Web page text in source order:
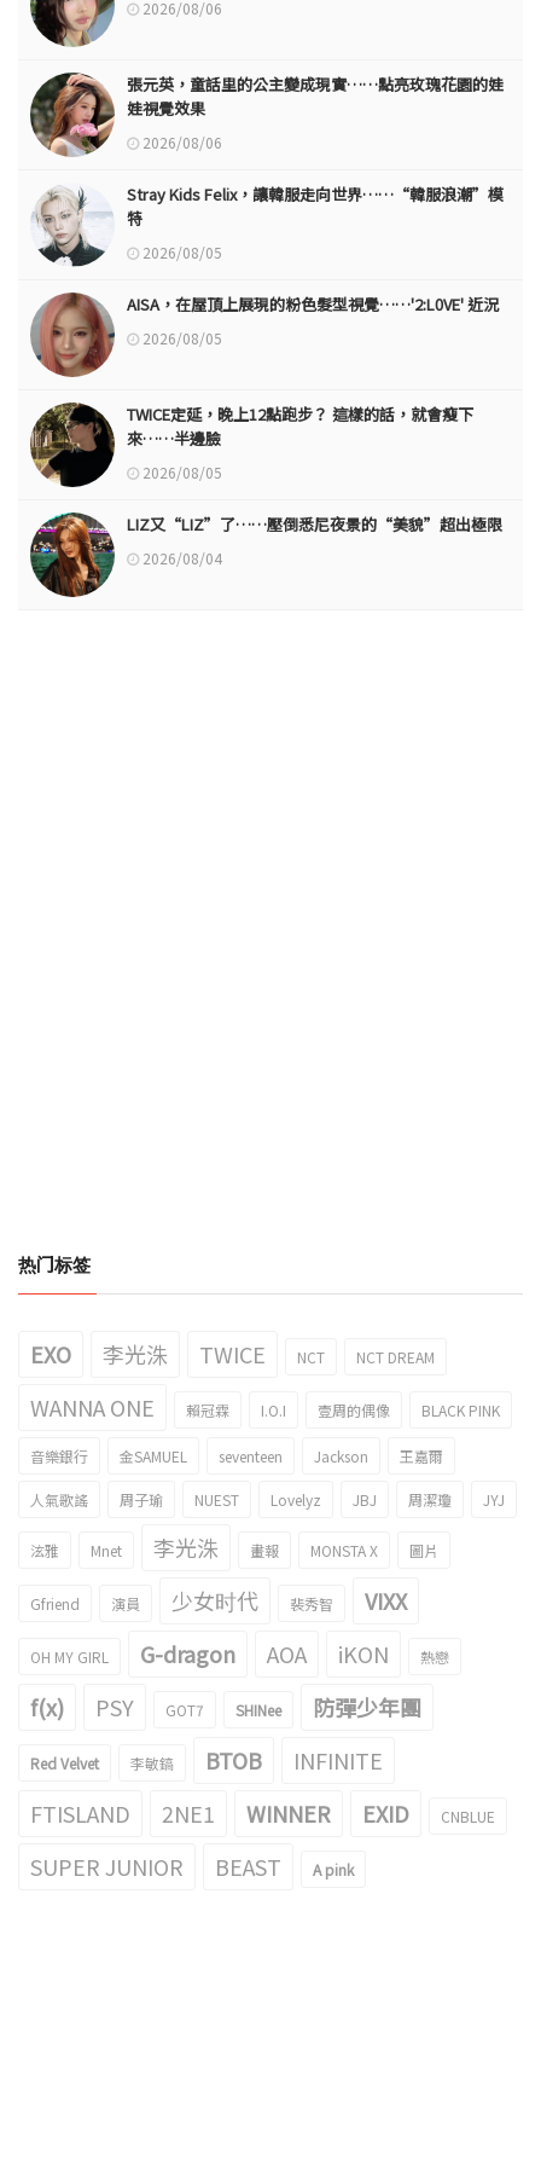
2026/08/06
張元英，童話里的公主變成現實……點亮玫瑰花園的娃
娃視覺效果
2026/08/06
Stray Kids Felix，讓韓服走向世界……“韓服浪潮”模
特
2026/08/05
AISA，在屋頂上展現的粉色髮型視覺……'2:L0VE' 近況
2026/08/05
TWICE定延，晚上12點跑步？ 這樣的話，就會瘦下
來……半邊臉
2026/08/05
LIZ又“LIZ”了……壓倒悉尼夜景的“美貌”超出極限
2026/08/04
热门标签
EXO 李光洙 TWICE NCT NCT DREAM
WANNA ONE 賴冠霖 I.O.I 壹周的偶像 BLACK PINK
音樂銀行 金SAMUEL seventeen Jackson 王嘉爾
人氣歌謠 周子瑜 NUEST Lovelyz JBJ 周潔瓊 JYJ
泫雅 Mnet 李光洙 畫報 MONSTA X 圖片
Gfriend 演員 少女时代 裴秀智 VIXX
OH MY GIRL G-dragon AOA iKON 熱戀
f(x) PSY GOT7 SHINee 防彈少年團
Red Velvet 李敏鎬 BTOB
INFINITE
FTISLAND
2NE1 WINNER EXID CNBLUE
SUPER JUNIOR BEAST A pink